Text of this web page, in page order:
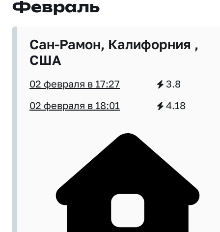
Февраль
Сан-Рамон, Калифорния ,
США
02 февраля в 17:27
3.8
02 февраля в 18:01
4.18